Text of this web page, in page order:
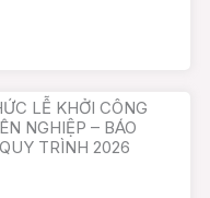
LỄ KHỞI CÔNG
NGHIỆP – BÁO
TRÌNH 2026